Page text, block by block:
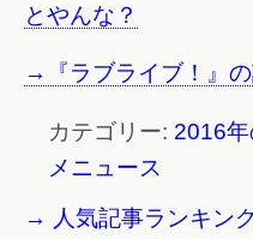
とやんな？
→『ラブライブ！』
カテゴリー: 2016
メニュース
→ 人気記事ランキン